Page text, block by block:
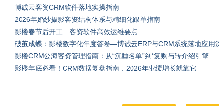
博诚云客资CRM软件落地实操指南
2026年婚纱摄影客资结构体系与精细化跟单指南
影楼春节后开工：客资软件高效运维要点
破茧成蝶：影楼数字化年度答卷—博诚云ERP与CRM系统落地应用
影楼CRM公海客资管理指南：从“沉睡名单”到“复购与转介绍引擎
影楼年底必看！CRM数据复盘指南，2026年业绩增长就靠它